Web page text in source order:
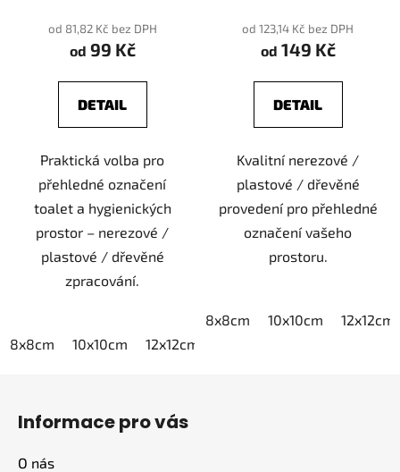
od 81,82 Kč bez DPH
od 99 Kč
DETAIL
Praktická volba pro
přehledné označení
toalet a hygienických
prostor – nerezové /
plastové / dřevěné
zpracování.
8x8cm 10x10cm 12x12cm
od 123,14 Kč bez DPH
od 149 Kč
DETAIL
Kvalitní nerezové /
plastové / dřevěné
provedení pro přehledné
označení vašeho
prostoru.
8x8cm 10x10cm 12x12cm
Informace pro vás
O nás